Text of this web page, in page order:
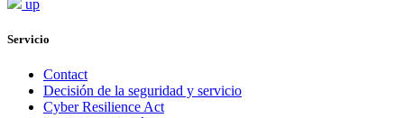
up
Servicio
Contact
Decisión de la seguridad y servicio
Cyber Resilience Act